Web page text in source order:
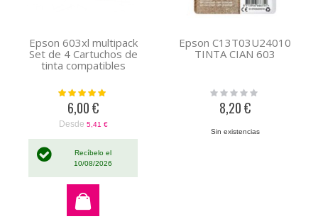
Epson 603xl multipack
Set de 4 Cartuchos de
tinta compatibles
Valoración:
6,00 €
Desde 5,41 €
Recíbelo el
10/08/2026
Epson C13T03U24010
TINTA CIAN 603
Rating:
8,20 €
Sin existencias